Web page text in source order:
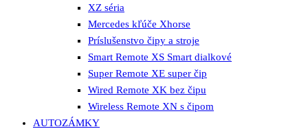
XZ séria
Mercedes kľúče Xhorse
Príslušenstvo čipy a stroje
Smart Remote XS Smart dialkové
Super Remote XE super čip
Wired Remote XK bez čipu
Wireless Remote XN s čipom
AUTOZÁMKY